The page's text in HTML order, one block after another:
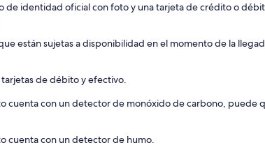
identidad oficial con foto y una tarjeta de crédito o
están sujetas a disponibilidad en el momento de la
de débito y efectivo.
cuenta con un detector de monóxido de carbono, puede
cuenta con un detector de humo.